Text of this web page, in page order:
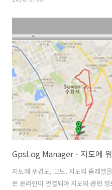
가급적 하지 않으려고 한다. 화면 배
스 => 버튼항목 선택 콤보박스 =>
심박수) 우선 하나의 항목만 선택할
개 이상 선택할 경우 각 항목의 지정
지도에 위경도, 고도, 지도의 줌레벨
은 온라인이 연결되야 지도와 관련